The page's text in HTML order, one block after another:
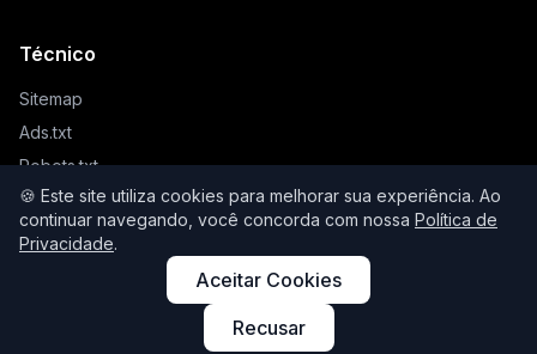
🍪 Este site utiliza cookies para melhorar sua experiência. Ao
continuar navegando, você concorda com nossa Política de
Privacidade.
Aceitar Cookies
Recusar
Técnico
Sitemap
Ads.txt
Robots.txt
Llms.txt
© 2026 Higienista. Todos os direitos reservados.